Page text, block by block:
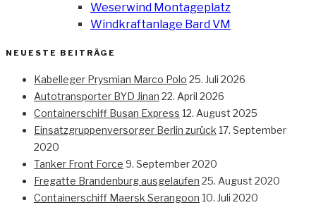
Weserwind Montageplatz
Windkraftanlage Bard VM
NEUESTE BEITRÄGE
Kabelleger Prysmian Marco Polo 25. Juli 2026
Autotransporter BYD Jinan 22. April 2026
Containerschiff Busan Express 12. August 2025
Einsatzgruppenversorger Berlin zurück 17. September
2020
Tanker Front Force 9. September 2020
Fregatte Brandenburg ausgelaufen 25. August 2020
Containerschiff Maersk Serangoon 10. Juli 2020